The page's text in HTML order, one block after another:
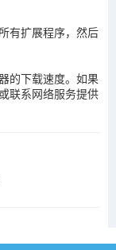
有扩展程序，然后
的下载速度。如果
联系网络服务提供